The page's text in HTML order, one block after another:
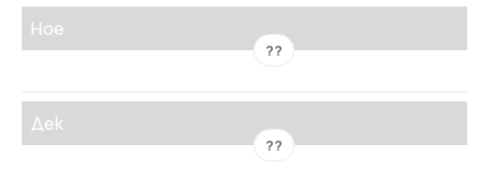
Ное
??
Дек
??